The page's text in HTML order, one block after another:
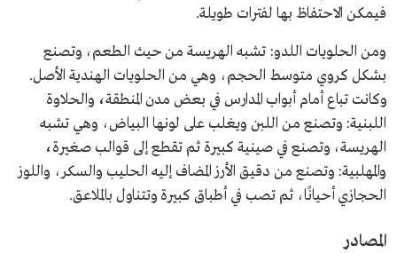
فيمكن الاحتفاظ بها لفترات طويلة.
ومن الحلويات اللدو: تشبه الهريسة من حيث الطعم، وتصنع
بشكل كروي متوسط الحجم، وهي من الحلويات الهندية الأصل.
وكانت تباع أمام أبواب المدارس في بعض مدن المنطقة، والحلاوة
اللبنية: وتصنع من اللبن ويغلب على لونها البياض، وهي تشبه
الهريسة، وتصنع في صينية كبيرة ثم تقطع إلى قوالب صغيرة،
والمهلبية: وتصنع من دقيق الأرز المضاف إليه الحليب والسكر، واللوز
الحجازي أحيانًا، ثم تصب في أطباق كبيرة وتتناول بالملاعق.
المصادر